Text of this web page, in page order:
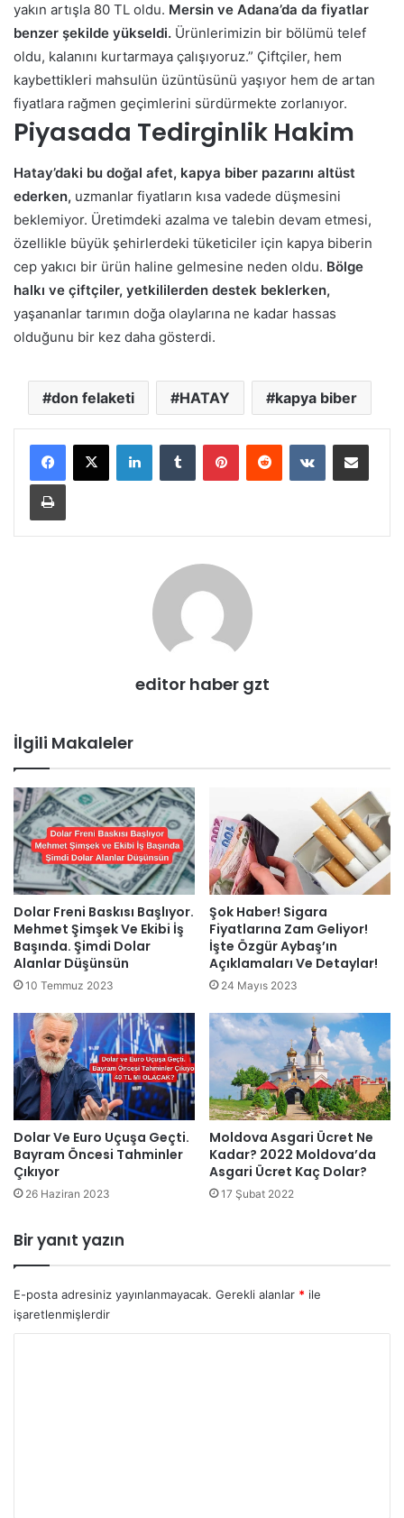
yakın artışla 80 TL oldu. Mersin ve Adana’da da fiyatlar
benzer şekilde yükseldi. Ürünlerimizin bir bölümü telef
oldu, kalanını kurtarmaya çalışıyoruz.” Çiftçiler, hem
kaybettikleri mahsulün üzüntüsünü yaşıyor hem de artan
fiyatlara rağmen geçimlerini sürdürmekte zorlanıyor.
Piyasada Tedirginlik Hakim
Hatay’daki bu doğal afet, kapya biber pazarını altüst
ederken, uzmanlar fiyatların kısa vadede düşmesini
beklemiyor. Üretimdeki azalma ve talebin devam etmesi,
özellikle büyük şehirlerdeki tüketiciler için kapya biberin
cep yakıcı bir ürün haline gelmesine neden oldu. Bölge
halkı ve çiftçiler, yetkililerden destek beklerken,
yaşananlar tarımın doğa olaylarına ne kadar hassas
olduğunu bir kez daha gösterdi.
don felaketi HATAY kapya biber
LinkedInTumblr PinterestReddit VKontakteE-Posta ile paylaş
Yazdır
editor haber gzt
İlgili Makaleler
Dolar Freni Baskısı Başlıyor.
Mehmet Şimşek Ve Ekibi İş
Başında. Şimdi Dolar
Alanlar Düşünsün
10 Temmuz 2023
Şok Haber! Sigara
Fiyatlarına Zam Geliyor!
İşte Özgür Aybaş’ın
Açıklamaları Ve Detaylar!
24 Mayıs 2023
Dolar Ve Euro Uçuşa Geçti.
Bayram Öncesi Tahminler
Çıkıyor
26 Haziran 2023
Moldova Asgari Ücret Ne
Kadar? 2022 Moldova’da
Asgari Ücret Kaç Dolar?
17 Şubat 2022
Bir yanıt yazın
E-posta adresiniz yayınlanmayacak. Gerekli alanlar * ile
işaretlenmişlerdir